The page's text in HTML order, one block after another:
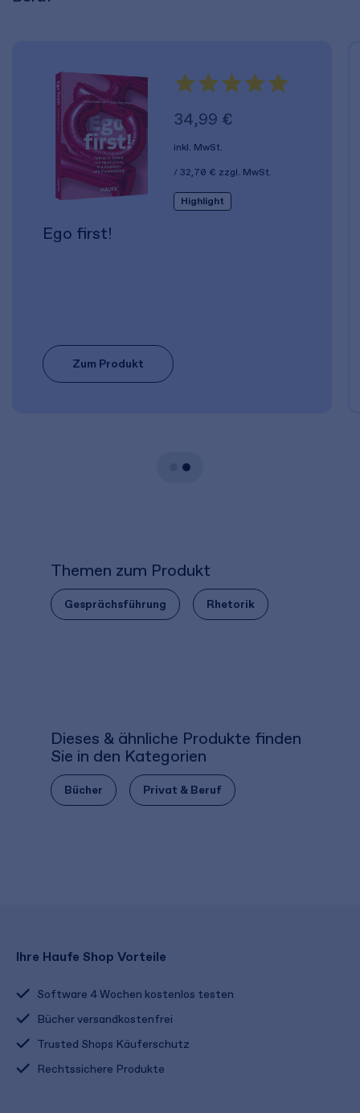
34,99 €
inkl. MwSt.
32,70 € zzgl. MwSt.
Highlight
Ego first!
Zum Produkt
Themen zum Produkt
Gesprächsführung Rhetorik
Dieses & ähnliche Produkte finden
Sie in den Kategorien
Bücher Privat & Beruf
Ihre Haufe Shop Vorteile
Software 4 Wochen kostenlos testen
Bücher versandkostenfrei
Trusted Shops Käuferschutz
Rechtssichere Produkte